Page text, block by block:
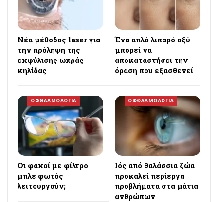
Νέα μέθοδος laser για
την πρόληψη της
εκφύλισης ωχράς
κηλίδας
Ένα απλό λιπαρό οξύ
μπορεί να
αποκαταστήσει την
όραση που εξασθενεί
ΟΦΘΑΛΜΟΛΟΓΙΑ
Οι φακοί με φίλτρο
μπλε φωτός
λειτουργούν;
ΟΦΘΑΛΜΟΛΟΓΙΑ
Ιός από θαλάσσια ζώα
προκαλεί περίεργα
προβλήματα στα μάτια
ανθρώπων